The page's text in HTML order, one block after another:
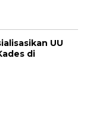
UU
di